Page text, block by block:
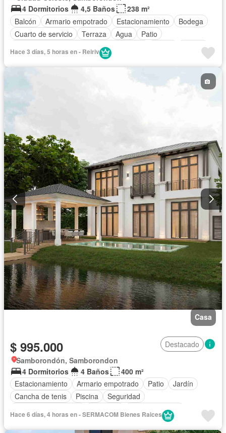
4 Dormitorios
4,5 Baños
238 m²
Balcón
Armario empotrado Estacionamiento
Bodega
Cuarto de servicio
Terraza Agua
Patio
Acceso para personas con discapacidad
Parrilla
Gimnasio
Hace 3 días, 5 horas en - Reiriv
Casa
$ 995.000
Destacado
Samborondón, Samborondon
4 Dormitorios
4 Baños
400 m²
Estacionamiento
Armario empotrado Patio
Jardín
Cancha de tenis
Piscina
Seguridad
Área para niños
Hace 6 días, 4 horas en - SERMACOM Bienes Raices